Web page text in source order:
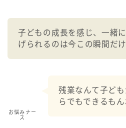
子どもの成長を感じ、一緒
げられるのは今この瞬間だ
お悩みナー
ス
残業なんて子ど
らでもできるもん